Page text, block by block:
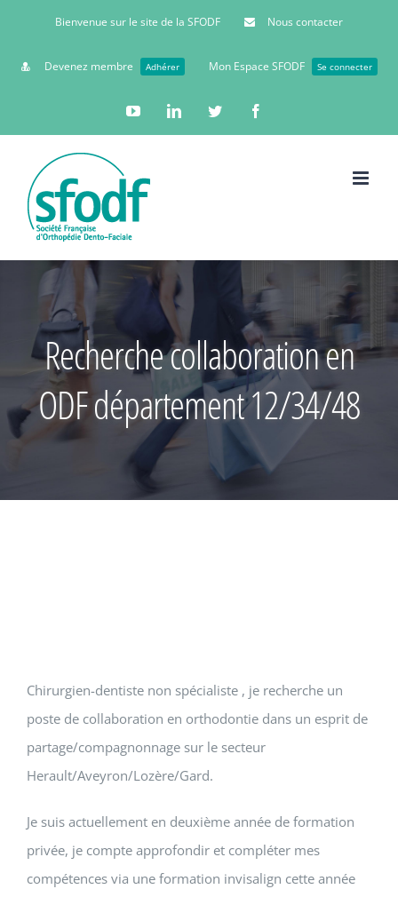
Bienvenue sur le site de la SFODF Nous contacter
Devenez membre Adhérer Mon Espace SFODF Se connecter
YouTubeLinkedinTwitter
Recherche collaboration en
ODF département 12/34/48
Chirurgien-dentiste non spécialiste , je recherche un
poste de collaboration en orthodontie dans un esprit de
partage/compagnonnage sur le secteur
Herault/Aveyron/Lozère/Gard.
Je suis actuellement en deuxième année de formation
privée, je compte approfondir et compléter mes
compétences via une formation invisalign cette année